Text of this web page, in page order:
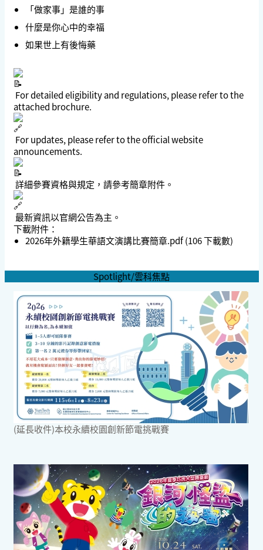
「做家事」是誰的事
什麼是你心中的幸福
如果世上有後悔藥
For detailed eligibility and regulations, please refer to the
attached brochure.
For updates, please refer to the official website
announcements.
詳細參賽資格與規定，請參考簡章附件。
最新資訊以官網公告為主。
下載附件：
2026年外籍學生華語文演講比賽簡章.pdf (106 下載數)
Spotlight/雲科焦點
(延長收件)本校永續校園創新節電挑戰賽